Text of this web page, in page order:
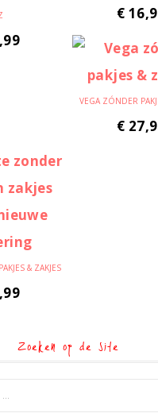
€
VEGA ZÓNDER
€
& ZAKJES
Zoeken op de site